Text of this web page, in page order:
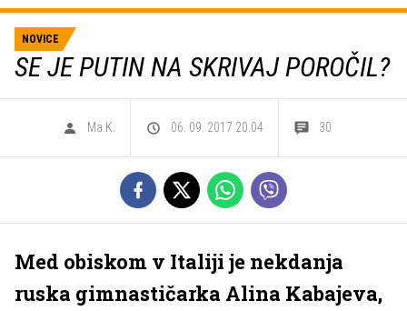
NOVICE
SE JE PUTIN NA SKRIVAJ POROČIL?
Ma.K. 06. 09. 2017 20.04 30
Med obiskom v Italiji je nekdanja
ruska gimnastičarka Alina Kabajeva,